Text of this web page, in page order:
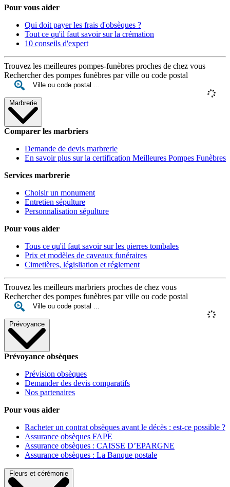
Pour vous aider
Qui doit payer les frais d'obsèques ?
Tout ce qu'il faut savoir sur la crémation
10 conseils d'expert
Trouvez les meilleures pompes-funèbres proches de chez vous
Rechercher des pompes funèbres par ville ou code postal
Marbrerie
Comparer les marbriers
Demande de devis marbrerie
En savoir plus sur la certification Meilleures Pompes Funèbres
Services marbrerie
Choisir un monument
Entretien sépulture
Personnalisation sépulture
Pour vous aider
Tous ce qu'il faut savoir sur les pierres tombales
Prix et modèles de caveaux funéraires
Cimetières, législiation et réglement
Trouvez les meilleurs marbriers proches de chez vous
Rechercher des pompes funèbres par ville ou code postal
Prévoyance
Prévoyance obsèques
Prévision obsèques
Demander des devis comparatifs
Nos partenaires
Pour vous aider
Racheter un contrat obsèques avant le décès : est-ce possible ?
Assurance obsèques FAPE
Assurance obsèques : CAISSE D’EPARGNE
Assurance obsèques : La Banque postale
Fleurs et cérémonie